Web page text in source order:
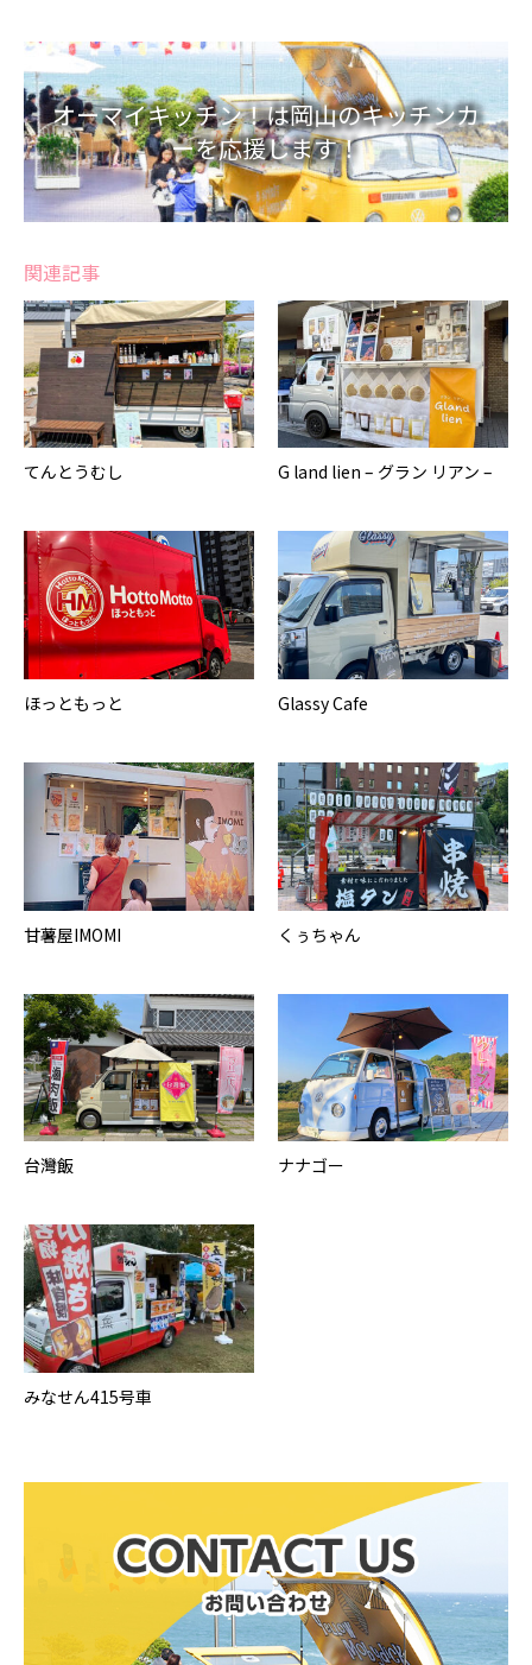
オーマイキッチン！は岡山のキッチンカ
ーを応援します！
関連記事
てんとうむし G land lien – グラン リアン –
ほっともっと Glassy Cafe
甘薯屋IMOMI くぅちゃん
台灣飯 ナナゴー
みなせん415号車